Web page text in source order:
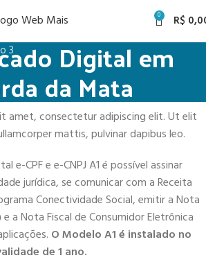
0 R$
Digital em
da Mata
amet, consectetur adipiscing elit. Ut elit
mattis, pulvinar dapibus leo.
e-CPF e e-CNPJ A1 é possível assinar
jurídica, se comunicar com a Receita
Conectividade Social, emitir a Nota
e a Nota Fiscal de Consumidor Eletrônica
O Modelo A1 é instalado no
de 1 ano.